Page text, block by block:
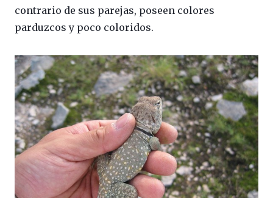
contrario de sus parejas, poseen colores
parduzcos y poco coloridos.